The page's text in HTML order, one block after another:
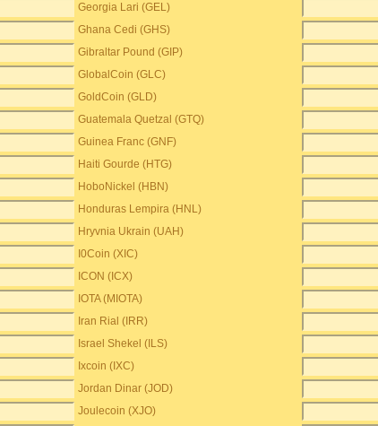
Georgia Lari (GEL)
Ghana Cedi (GHS)
Gibraltar Pound (GIP)
GlobalCoin (GLC)
GoldCoin (GLD)
Guatemala Quetzal (GTQ)
Guinea Franc (GNF)
Haiti Gourde (HTG)
HoboNickel (HBN)
Honduras Lempira (HNL)
Hryvnia Ukrain (UAH)
I0Coin (XIC)
ICON (ICX)
IOTA (MIOTA)
Iran Rial (IRR)
Israel Shekel (ILS)
Ixcoin (IXC)
Jordan Dinar (JOD)
Joulecoin (XJO)